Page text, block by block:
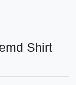
Shirt